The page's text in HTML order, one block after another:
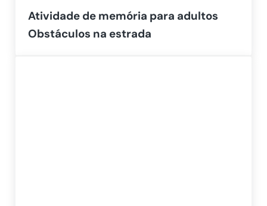
Atividade de memória para adultos
Obstáculos na estrada